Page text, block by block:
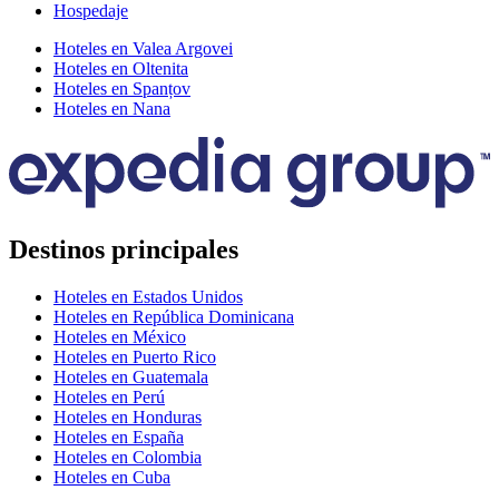
Hospedaje
Hoteles en Valea Argovei
Hoteles en Oltenita
Hoteles en Spanțov
Hoteles en Nana
Destinos principales
Hoteles en Estados Unidos
Hoteles en República Dominicana
Hoteles en México
Hoteles en Puerto Rico
Hoteles en Guatemala
Hoteles en Perú
Hoteles en Honduras
Hoteles en España
Hoteles en Colombia
Hoteles en Cuba